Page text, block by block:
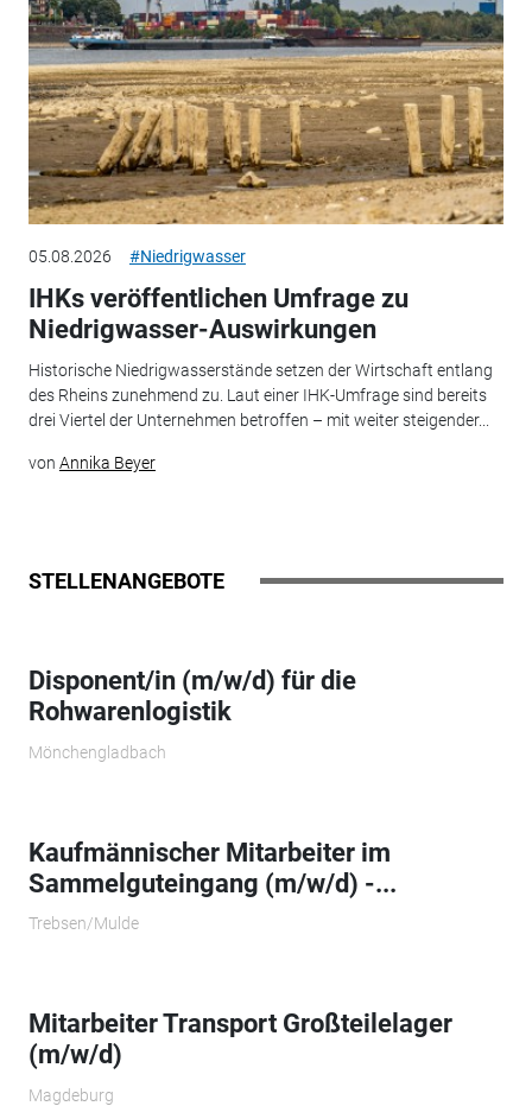
05.08.2026 #Niedrigwasser
IHKs veröffentlichen Umfrage zu
Niedrigwasser-Auswirkungen
Historische Niedrigwasserstände setzen der Wirtschaft entlang
des Rheins zunehmend zu. Laut einer IHK-Umfrage sind bereits
drei Viertel der Unternehmen betroffen – mit weiter steigender...
von Annika Beyer
STELLENANGEBOTE
Disponent/in (m/w/d) für die
Rohwarenlogistik
Mönchengladbach
Kaufmännischer Mitarbeiter im
Sammelguteingang (m/w/d) -...
Trebsen/Mulde
Mitarbeiter Transport Großteilelager
(m/w/d)
Magdeburg